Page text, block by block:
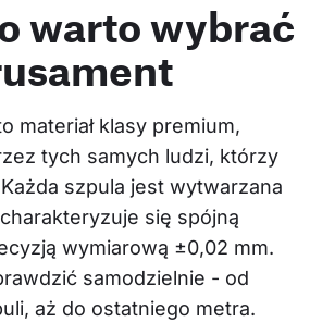
warto wybrać
materiał klasy premium,
tych samych ludzi, którzy
szpula jest wytwarzana
się spójną
wymiarową ±0,02 mm.
samodzielnie - od
aż do ostatniego metra.